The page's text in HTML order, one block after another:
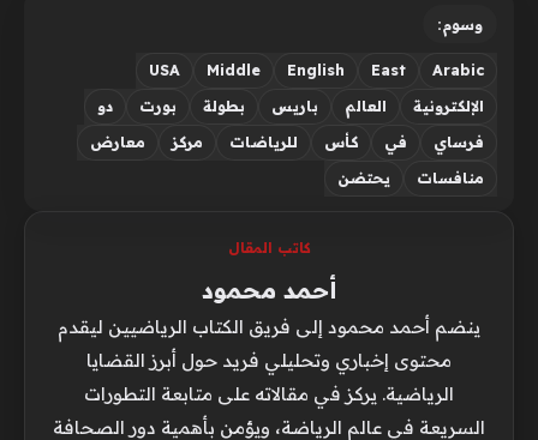
وسوم:
Arabic
East
English
Middle
USA
الإلكترونية
العالم باريس بطولة بورت
دو
فرساي
في كأس للرياضات مركز
معارض
منافسات
يحتضن
كاتب المقال
أحمد محمود
ينضم أحمد محمود إلى فريق الكتاب الرياضيين ليقدم
محتوى إخباري وتحليلي فريد حول أبرز القضايا
الرياضية. يركز في مقالاته على متابعة التطورات
السريعة في عالم الرياضة، ويؤمن بأهمية دور الصحافة